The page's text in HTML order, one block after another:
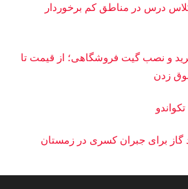
در قالب ۴۰ کلاس درس در مناطق کم برخوردار
و نصب گیت فروشگاهی؛ از قیمت تا
زدن
گاز برای جبران کسری در زمستان